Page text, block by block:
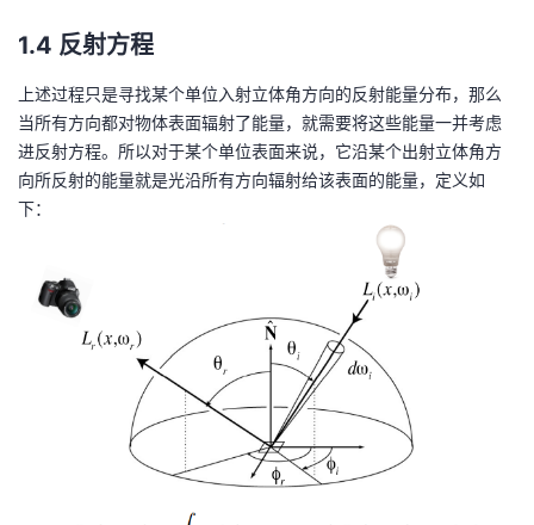
g
a
_
{i
e
g
a
_
h
t)
1.4 反射方程
上述过程只是寻找某个单位入射立体角方向的反射能量分布，那么
当所有方向都对物体表面辐射了能量，就需要将这些能量一并考虑
进反射方程。所以对于某个单位表面来说，它沿某个出射立体角方
向所反射的能量就是光沿所有方向辐射给该表面的能量，定义如
下：